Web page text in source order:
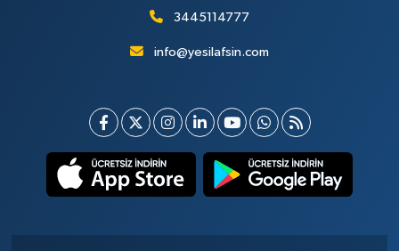
3445114777
info@yesilafsin.com